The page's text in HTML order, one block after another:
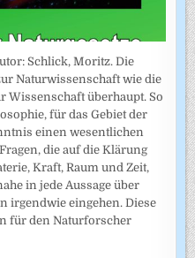
Schlick, Moritz. Die
Naturwissenschaft wie die
Wissenschaft überhaupt. So
für das Gebiet der
einen wesentlichen
die auf die Klärung
Kraft, Raum und Zeit,
in jede Aussage über
irgendwie eingehen. Diese
für den Naturforscher